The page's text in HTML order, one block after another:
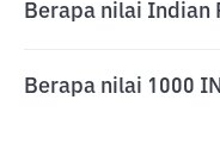
Berapa nilai Indian
Berapa nilai 1000